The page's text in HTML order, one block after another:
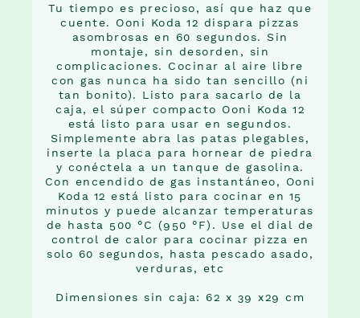
Tu tiempo es precioso, así que haz que
cuente. Ooni Koda 12 dispara pizzas
asombrosas en 60 segundos. Sin
montaje, sin desorden, sin
complicaciones. Cocinar al aire libre
con gas nunca ha sido tan sencillo (ni
tan bonito). Listo para sacarlo de la
caja, el súper compacto Ooni Koda 12
está listo para usar en segundos.
Simplemente abra las patas plegables,
inserte la placa para hornear de piedra
y conéctela a un tanque de gasolina.
Con encendido de gas instantáneo, Ooni
Koda 12 está listo para cocinar en 15
minutos y puede alcanzar temperaturas
de hasta 500 °C (950 °F). Use el dial de
control de calor para cocinar pizza en
solo 60 segundos, hasta pescado asado,
verduras, etc
Dimensiones sin caja: 62 x 39 x29 cm